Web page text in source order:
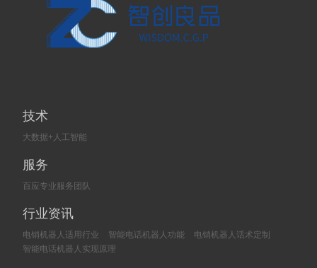
技术
大数据+人工智能
服务
百应专业服务团队
行业资讯
电销机器人适用行业 智能电话机器人功能
电销机器人话术定制
智能电话机器人实现原理